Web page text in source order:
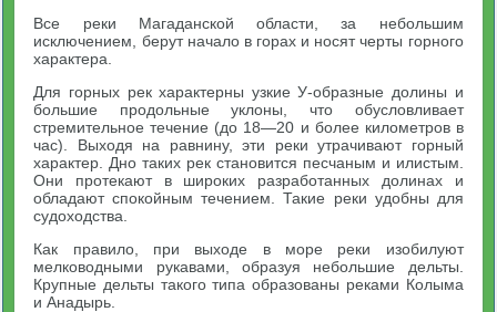
Все реки Магаданской области, за небольшим
исключением, берут начало в горах и носят черты горного
характера.
Для горных рек характерны узкие У-образные долины и
большие продольные уклоны, что обусловливает
стремительное течение (до 18—20 и более километров в
час). Выходя на равнину, эти реки утрачивают горный
характер. Дно таких рек становится песчаным и илистым.
Они протекают в широких разработанных долинах и
обладают спокойным течением. Такие реки удобны для
судоходства.
Как правило, при выходе в море реки изобилуют
мелководными рукавами, образуя небольшие дельты.
Крупные дельты такого типа образованы реками Колыма
и Анадырь.